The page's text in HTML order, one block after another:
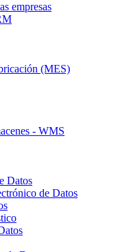
empresas
(MES)
- WMS
Datos
de Datos